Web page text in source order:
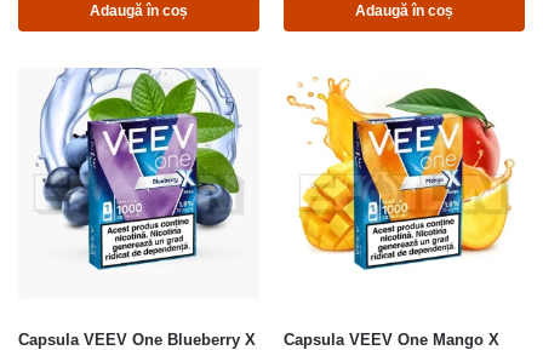
Adaugă în coș Adaugă în coș
Capsula VEEV One Blueberry X Capsula VEEV One Mango X